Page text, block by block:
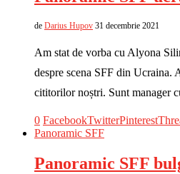
de Darius Hupov 31 decembrie 2021
Am stat de vorba cu Alyona
despre scena SFF din Ucraina.
cititorilor noștri. Sunt manager
0 FacebookTwitterPinterest
Panoramic SFF
Panoramic SFF